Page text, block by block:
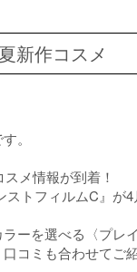
新作コスメ
。
メ情報が到着！
ストフィルムC』が
ーを選べる〈プレ
コミも合わせてご紹